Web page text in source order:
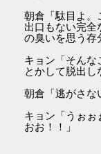
朝倉「駄目よ。
出口もない完全
の臭いを思う存
キョン「そんな
とかして脱出し
朝倉「逃がさな
キョン「うぉぉ
おお！！」